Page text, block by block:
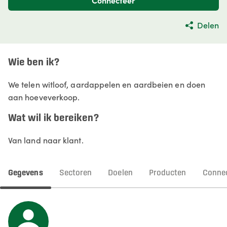
Delen
Wie ben ik?
We telen witloof, aardappelen en aardbeien en doen
aan hoeveverkoop.
Wat wil ik bereiken?
Van land naar klant.
Gegevens Sectoren Doelen Producten